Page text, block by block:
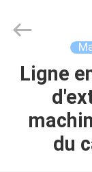
MAISON
PRODUITS
Rights
Ligne
du